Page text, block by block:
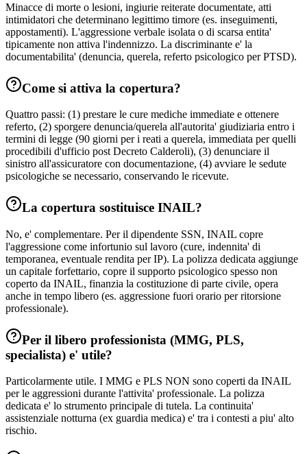
Minacce di morte o lesioni, ingiurie reiterate documentate, atti
intimidatori che determinano legittimo timore (es. inseguimenti,
appostamenti). L'aggressione verbale isolata o di scarsa entita'
tipicamente non attiva l'indennizzo. La discriminante e' la
documentabilita' (denuncia, querela, referto psicologico per PTSD).
Come si attiva la copertura?
Quattro passi: (1) prestare le cure mediche immediate e ottenere
referto, (2) sporgere denuncia/querela all'autorita' giudiziaria entro i
termini di legge (90 giorni per i reati a querela, immediata per quelli
procedibili d'ufficio post Decreto Calderoli), (3) denunciare il
sinistro all'assicuratore con documentazione, (4) avviare le sedute
psicologiche se necessario, conservando le ricevute.
La copertura sostituisce INAIL?
No, e' complementare. Per il dipendente SSN, INAIL copre
l'aggressione come infortunio sul lavoro (cure, indennita' di
temporanea, eventuale rendita per IP). La polizza dedicata aggiunge
un capitale forfettario, copre il supporto psicologico spesso non
coperto da INAIL, finanzia la costituzione di parte civile, opera
anche in tempo libero (es. aggressione fuori orario per ritorsione
professionale).
Per il libero professionista (MMG, PLS,
specialista) e' utile?
Particolarmente utile. I MMG e PLS NON sono coperti da INAIL
per le aggressioni durante l'attivita' professionale. La polizza
dedicata e' lo strumento principale di tutela. La continuita'
assistenziale notturna (ex guardia medica) e' tra i contesti a piu' alto
rischio.